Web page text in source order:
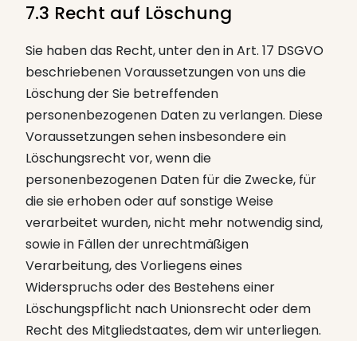
7.3 Recht auf Löschung
Sie haben das Recht, unter den in Art. 17 DSGVO
beschriebenen Voraussetzungen von uns die
Löschung der Sie betreffenden
personenbezogenen Daten zu verlangen. Diese
Voraussetzungen sehen insbesondere ein
Löschungsrecht vor, wenn die
personenbezogenen Daten für die Zwecke, für
die sie erhoben oder auf sonstige Weise
verarbeitet wurden, nicht mehr notwendig sind,
sowie in Fällen der unrechtmäßigen
Verarbeitung, des Vorliegens eines
Widerspruchs oder des Bestehens einer
Löschungspflicht nach Unionsrecht oder dem
Recht des Mitgliedstaates, dem wir unterliegen.